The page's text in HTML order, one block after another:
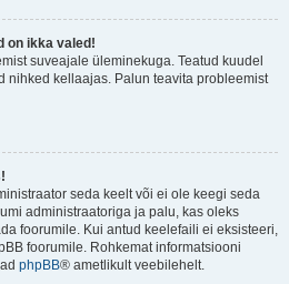
on ikka valed!
suveajale üleminekuga. Teatud kuudel
nihked kellaajas. Palun teavita probleemist
seda keelt või ei ole keegi seda
administraatoriga ja palu, kas oleks
foorumile. Kui antud keelefaili ei eksisteeri,
foorumile. Rohkemat informatsiooni
phpBB® ametlikult veebilehelt.